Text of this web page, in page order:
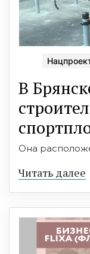
В
Она
Читать далее